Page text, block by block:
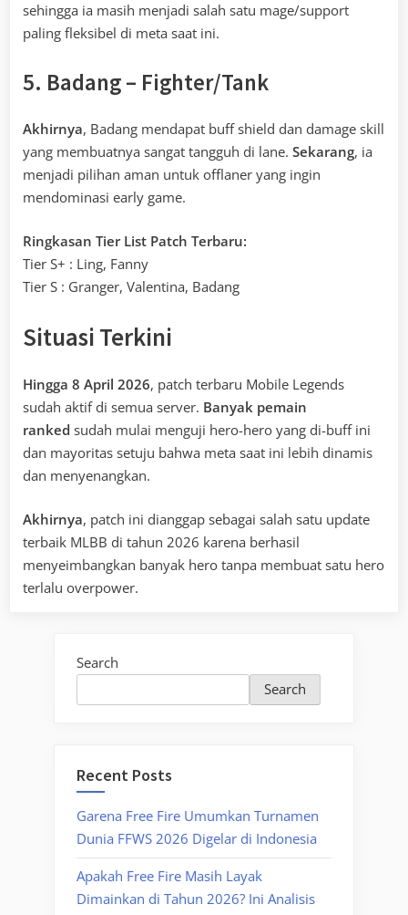
sehingga ia masih menjadi salah satu mage/support
paling fleksibel di meta saat ini.
5. Badang – Fighter/Tank
Akhirnya, Badang mendapat buff shield dan damage skill
yang membuatnya sangat tangguh di lane. Sekarang, ia
menjadi pilihan aman untuk offlaner yang ingin
mendominasi early game.
Ringkasan Tier List Patch Terbaru:
Tier S+ : Ling, Fanny
Tier S : Granger, Valentina, Badang
Situasi Terkini
Hingga 8 April 2026, patch terbaru Mobile Legends
sudah aktif di semua server. Banyak pemain
ranked sudah mulai menguji hero-hero yang di-buff ini
dan mayoritas setuju bahwa meta saat ini lebih dinamis
dan menyenangkan.
Akhirnya, patch ini dianggap sebagai salah satu update
terbaik MLBB di tahun 2026 karena berhasil
menyeimbangkan banyak hero tanpa membuat satu hero
terlalu overpower.
Search
Search
Recent Posts
Garena Free Fire Umumkan Turnamen
Dunia FFWS 2026 Digelar di Indonesia
Apakah Free Fire Masih Layak
Dimainkan di Tahun 2026? Ini Analisis